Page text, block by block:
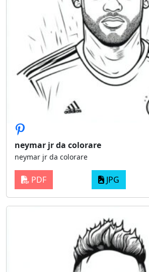
neymar jr da colorare
neymar jr da colorare
PDF JPG